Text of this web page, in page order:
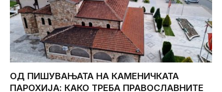
ОД ПИШУВАЊАТА НА КАМЕНИЧКАТА
ПАРОХИЈА: КАКО ТРЕБА ПРАВОСЛАВНИТЕ